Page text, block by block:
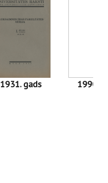
1931. gads 1990.